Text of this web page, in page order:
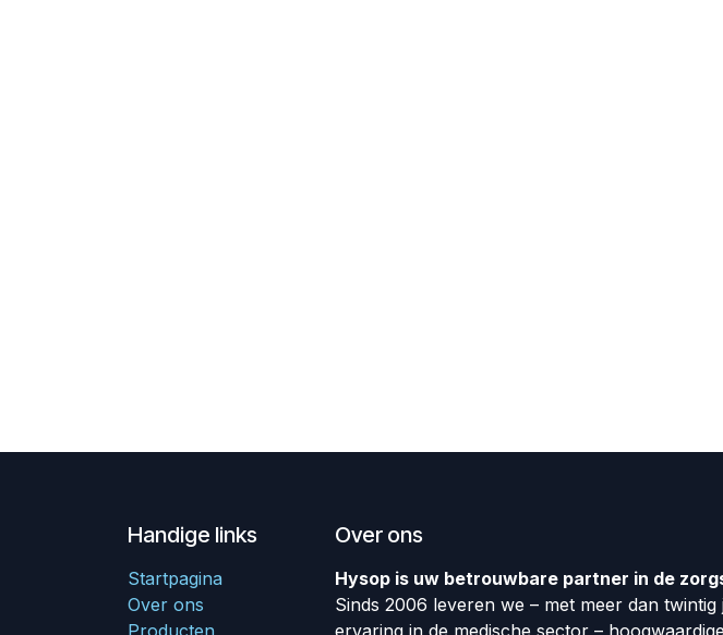
Handige links
Startpagina
Over ons
Over ons
Hysop is uw betrouwbare partner in de
Sinds 2006 leveren we – met meer dan twintig